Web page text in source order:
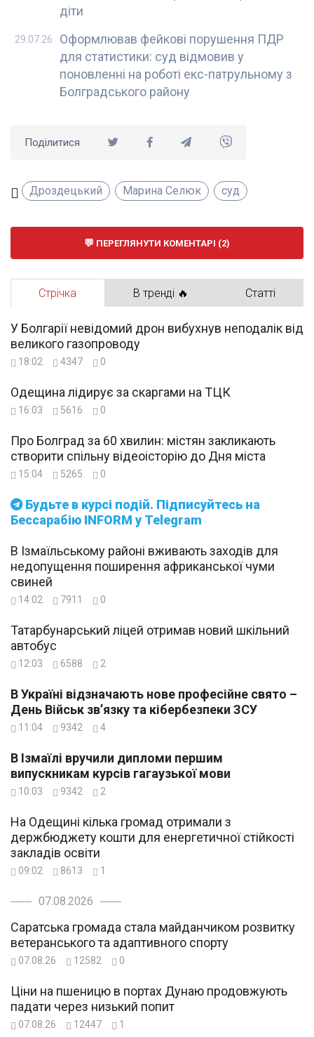
діти
Оформлював фейкові порушення ПДР
для статистики: суд відмовив у
поновленні на роботі екс-патрульному з
Болградського району
29.07.26
Поділитися
Дроздецький Марина Селюк суд
ПЕРЕГЛЯНУТИ КОМЕНТАРІ (2)
Стрічка В тренді 🔥 Статті
Будьте в курсі подій. Підписуйтесь на
Бессарабію INFORM у Telegram
У Болгарії невідомий дрон вибухнув неподалік від
великого газопроводу
18:02 4347 0
Одещина лідирує за скаргами на ТЦК
16:03 5616 0
Про Болград за 60 хвилин: містян закликають
створити спільну відеоісторію до Дня міста
15:04 5265 0
В Ізмаїльському районі вживають заходів для
недопущення поширення африканської чуми
свиней
14:02 7911 0
Татарбунарський ліцей отримав новий шкільний
автобус
12:03 6588 2
В Україні відзначають нове професійне свято –
День Військ зв’язку та кібербезпеки ЗСУ
11:04 9342 4
В Ізмаїлі вручили дипломи першим
випускникам курсів гагаузької мови
10:03 9342 2
На Одещині кілька громад отримали з
держбюджету кошти для енергетичної стійкості
закладів освіти
09:02 8613 1
07.08.2026
Саратська громада стала майданчиком розвитку
ветеранського та адаптивного спорту
07.08.26 12582 0
Ціни на пшеницю в портах Дунаю продовжують
падати через низький попит
07.08.26 12447 1